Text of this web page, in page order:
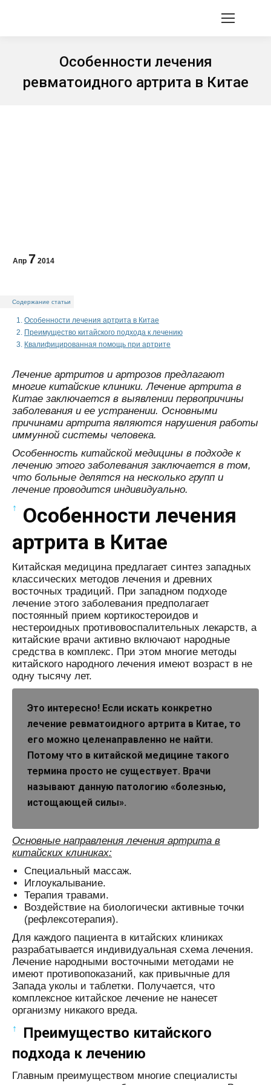
Особенности лечения
ревматоидного артрита в Китае
Апр 7 2014
Содержание статьи
Особенности лечения артрита в Китае
Преимущество китайского подхода к лечению
Квалифицированная помощь при артрите
Лечение артритов и артрозов предлагают
многие китайские клиники. Лечение артрита в
Китае заключается в выявлении первопричины
заболевания и ее устранении. Основными
причинами артрита являются нарушения работы
иммунной системы человека.
Особенность китайской медицины в подходе к
лечению этого заболевания заключается в том,
что больные делятся на несколько групп и
лечение проводится индивидуально.
↑
Особенности лечения
артрита в Китае
Китайская медицина предлагает синтез западных
классических методов лечения и древних
восточных традиций. При западном подходе
лечение этого заболевания предполагает
постоянный прием кортикостероидов и
нестероидных противовоспалительных лекарств, а
китайские врачи активно включают народные
средства в комплекс. При этом многие методы
китайского народного лечения имеют возраст в не
одну тысячу лет.
Это интересно! Если искать конкретно
лечение ревматоидного артрита в Китае, то
его можно целенаправленно не найти.
Потому что в китайской медицине такого
термина просто не существует. Врачи
называют данную патологию «болезнью,
истощающей силы».
Основные направления лечения артрита в
китайских клиниках:
Специальный массаж.
Иглоукалывание.
Терапия травами.
Воздействие на биологически активные точки
(рефлексотерапия).
Для каждого пациента в китайских клиниках
разрабатывается индивидуальная схема лечения.
Лечение народными восточными методами не
имеют противопоказаний, как привычные для
Запада уколы и таблетки. Получается, что
комплексное китайское лечение не нанесет
организму никакого вреда.
↑
Преимущество китайского
подхода к лечению
Главным преимуществом многие специалисты